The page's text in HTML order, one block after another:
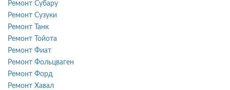
Ремонт Субару
Ремонт Сузуки
Ремонт Танк
Ремонт Тойота
Ремонт Фиат
Ремонт Фольцваген
Ремонт Форд
Ремонт Хавал